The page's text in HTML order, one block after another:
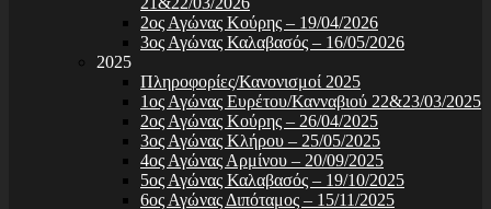
2ος Αγώνας Κούρης – 19/04/2026
3ος Αγώνας Καλαβασός – 16/05/2026
2025
Πληροφορίες/Κανονισμοί 2025
1ος Αγώνας Ευρέτου/Κανναβιού 22&23/03/2025
2ος Αγώνας Κούρης – 26/04/2025
3ος Αγώνας Κλήρου – 25/05/2025
4ος Αγώνας Αρμίνου – 20/09/2025
5ος Αγώνας Καλαβασός – 19/10/2025
6ος Αγώνας Διπόταμος – 15/11/2025